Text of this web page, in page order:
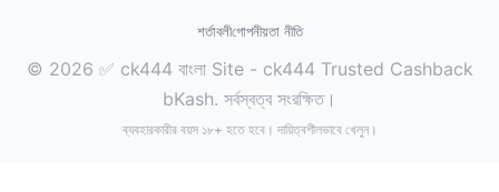
শর্তাবলীগোপনীয়তা নীতি
© 2026 ✅ ck444 বাংলা Site - ck444 Trusted Cashback
bKash. সর্বস্বত্ব সংরক্ষিত।
ব্যবহারকারীর বয়স ১৮+ হতে হবে। দায়িত্বশীলভাবে খেলুন।